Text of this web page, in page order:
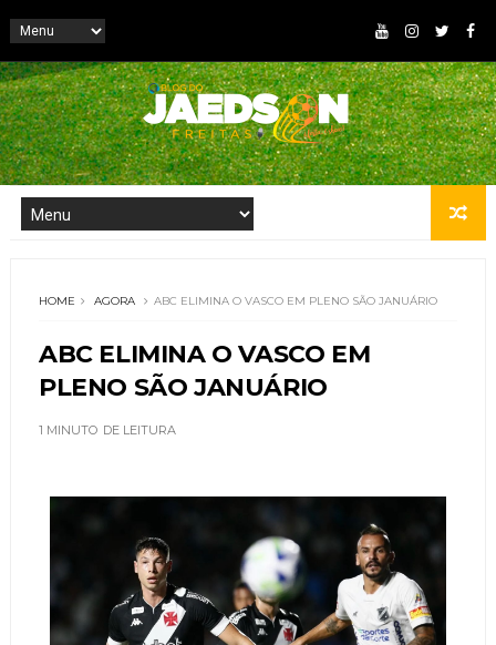
HOME AGORA ABC ELIMINA O VASCO EM PLENO SÃO JANUÁRIO
ABC ELIMINA O VASCO EM
PLENO SÃO JANUÁRIO
1 MINUTO DE LEITURA